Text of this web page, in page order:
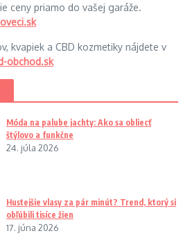
ceny priamo do vašej garáže.
kvapiek a CBD kozmetiky nájdete v
obchod.sk
Móda na palube jachty: Ako sa obliecť
štýlovo a funkčne
24. júla 2026
Hustejšie vlasy za pár minút? Trend, ktorý si
obľúbili tisíce žien
17. júna 2026